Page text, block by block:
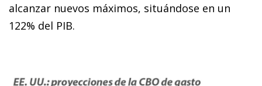
alcanzar nuevos máximos, situándose en un
122% del PIB.